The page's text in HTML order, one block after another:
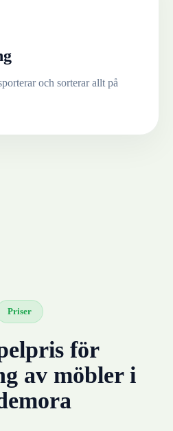
och sorterar allt på
Priser
för
av möbleri